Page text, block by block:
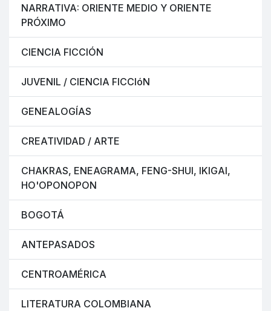
NARRATIVA: ORIENTE MEDIO Y ORIENTE
PRÓXIMO
CIENCIA FICCIÓN
JUVENIL / CIENCIA FICCIóN
GENEALOGÍAS
CREATIVIDAD / ARTE
CHAKRAS, ENEAGRAMA, FENG-SHUI, IKIGAI,
HO'OPONOPON
BOGOTÁ
ANTEPASADOS
CENTROAMÉRICA
LITERATURA COLOMBIANA